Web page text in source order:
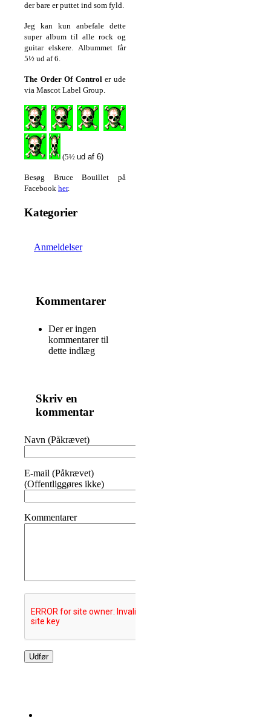
der bare er puttet ind som fyld.
Jeg kan kun anbefale dette
super album til alle rock og
guitar elskere. Albummet får
5½ ud af 6.
The Order Of Controler ude
via Mascot Label Group.
(5½ ud af 6)
Besøg Bruce Bouillet på
Facebook her.
Kategorier
Anmeldelser
Kommentarer
Der er ingen
kommentarer til
dette indlæg
Skriv en
kommentar
Navn (Påkrævet)
E-mail (Påkrævet)
(Offentliggøres ikke)
Kommentarer